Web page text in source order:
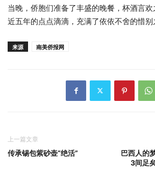
当晚，侨胞们准备了丰盛的晚餐，杯酒言
近五年的点点滴滴，充满了依依不舍的惜别
来源 南美侨报网
上一篇文章
传承锡包紫砂壶“绝活”
巴西人的
3间足